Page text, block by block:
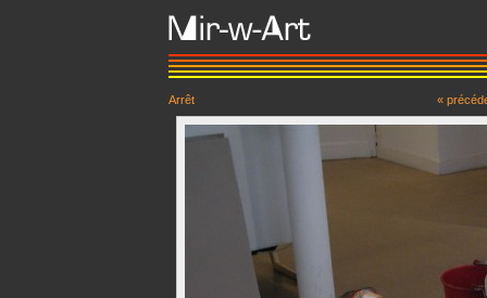
Arrêt «